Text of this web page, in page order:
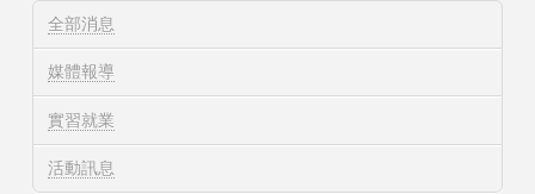
全部消息
媒體報導
實習就業
活動訊息